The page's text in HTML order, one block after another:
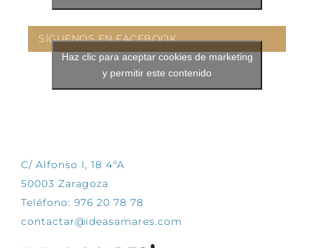
SÍGUENOS EN FACEBOOK
Haz clic para aceptar cookies de marketing
y permitir este contenido
C/ Alfonso I, 18 4ºA
50003 Zaragoza
Teléfono: 976 20 78 78
contactar@ideasamares.com